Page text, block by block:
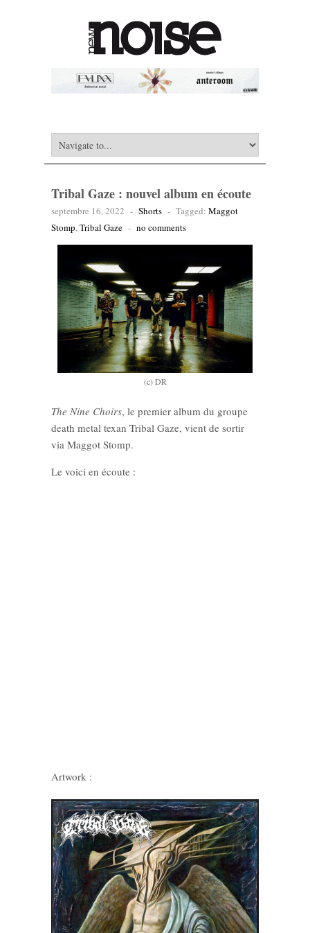
Tribal Gaze : nouvel album en écoute
septembre 16, 2022 - Shorts - Tagged: Maggot
Stomp,Tribal Gaze - no comments
(c) DR
The Nine Choirs, le premier album du groupe
death metal texan Tribal Gaze, vient de sortir
via Maggot Stomp.
Le voici en écoute :
Artwork :